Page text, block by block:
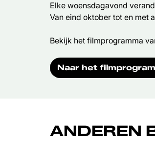
Elke woensdagavond
Van eind oktober tot en met
Bekijk het filmprogramma
Naar het
ANDEREN